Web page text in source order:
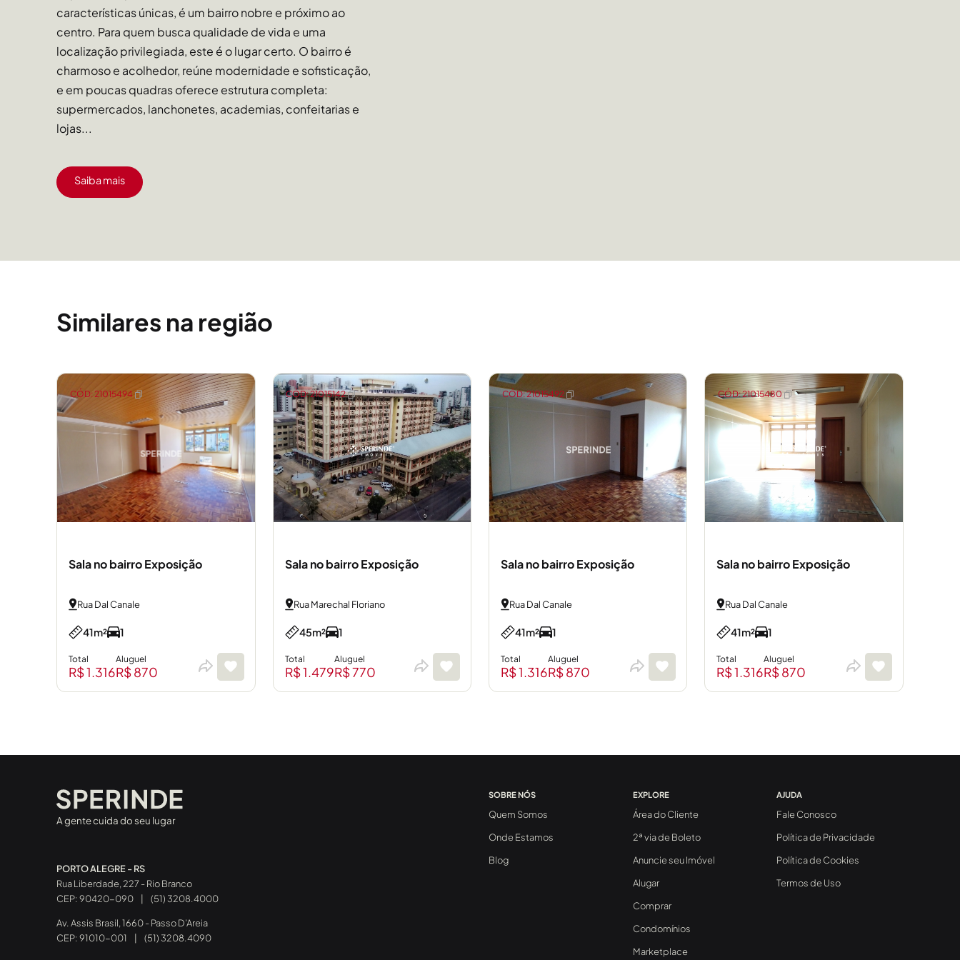
características únicas, é um bairro nobre e próximo ao
centro. Para quem busca qualidade de vida e uma
localização privilegiada, este é o lugar certo. O bairro é
charmoso e acolhedor, reúne modernidade e sofisticação,
e em poucas quadras oferece estrutura completa:
supermercados, lanchonetes, academias, confeitarias e
lojas...
Saiba mais
Similares na região
Sala no bairro Exposição
Rua Dal Canale
41m² 1
Total
R$ 1.316
Aluguel
R$ 870
CÓD: 21015494
Sala no bairro Exposição
Rua Marechal Floriano
45m² 1
Total
R$ 1.479
Aluguel
R$ 770
CÓD: 21015142
Sala no bairro Exposição
Rua Dal Canale
41m² 1
Total
R$ 1.316
Aluguel
R$ 870
CÓD: 21015492
Sala no bairro Exposição
Rua Dal Canale
41m² 1
Total
R$ 1.316
Aluguel
R$ 870
CÓD: 21015480
A gente cuida do seu lugar
PORTO ALEGRE - RS
Rua Liberdade, 227 - Rio Branco
CEP: 90420-090
(51) 3208.4000
Av. Assis Brasil, 1660 - Passo D’Areia
CEP: 91010-001
| (51) 3208.4090
SOBRE NÓS
Quem Somos
Onde Estamos
Blog
EXPLORE
Área do Cliente
2ª via de Boleto
Anuncie seu Imóvel
Alugar
Comprar
Condomínios
Marketplace
AJUDA
Fale Conosco
Política de Privacidade
Política de Cookies
Termos de Uso